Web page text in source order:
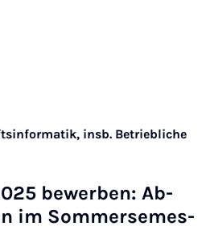
insb. Betriebliche
be­wer­ben: Ab­
im Som­mer­se­mes­